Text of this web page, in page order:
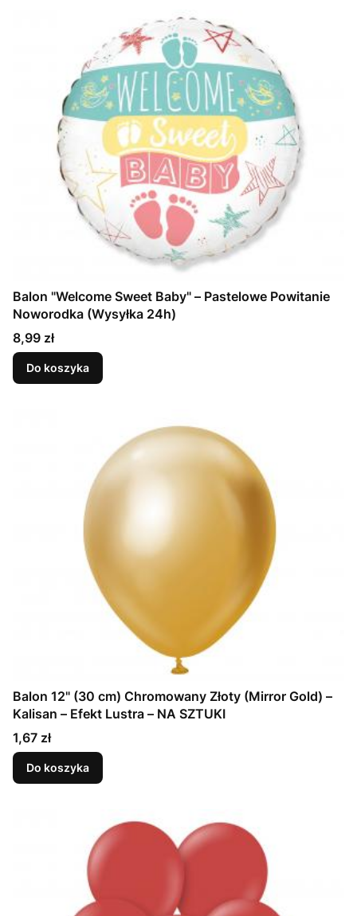
Balon "Welcome Sweet Baby" – Pastelowe Powitanie
Noworodka (Wysyłka 24h)
Cena
8,99 zł
Do koszyka
Balon 12" (30 cm) Chromowany Złoty (Mirror Gold) –
Kalisan – Efekt Lustra – NA SZTUKI
Cena
1,67 zł
Do koszyka